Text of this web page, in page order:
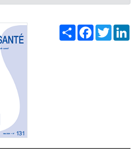
Share Facebook
Twitter